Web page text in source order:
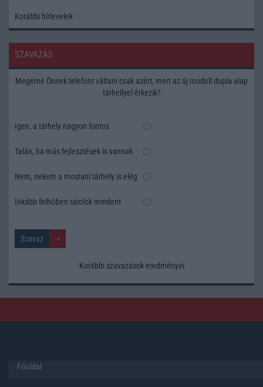
Korábbi hírlevelek
SZAVAZÁS
Megérné Önnek telefont váltani csak azért, mert az új modell dupla alap
tárhellyel érkezik?
Igen, a tárhely nagyon fontos
Talán, ha más fejlesztések is vannak
Nem, nekem a mostani tárhely is elég
Inkább felhőben tárolok mindent
Korábbi szavazások eredményei
Főoldal